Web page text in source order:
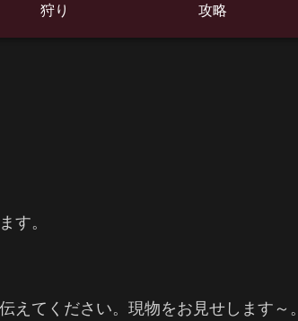
狩り 攻略
す。
えてください。現物をお見せします～。